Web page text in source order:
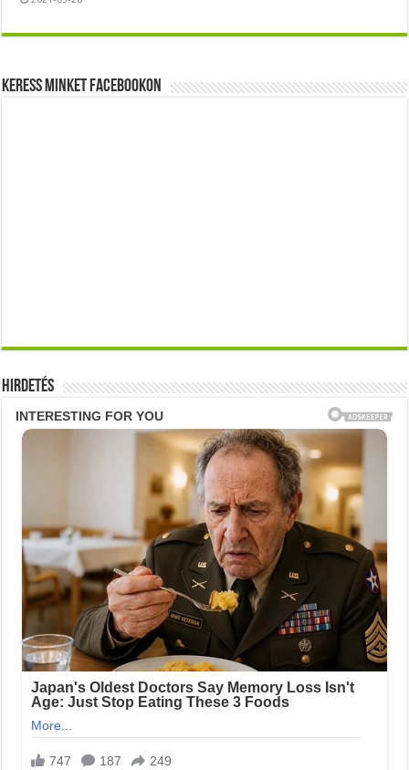
Keress minket Facebookon
Hirdetés